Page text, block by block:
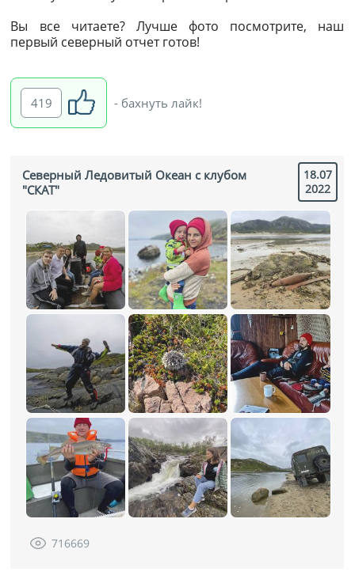
Вы все читаете? Лучше фото посмотрите, наш
первый северный отчет готов!
419 - бахнуть лайк!
18.07
2022
Северный Ледовитый Океан с клубом
"СКАТ"
716669